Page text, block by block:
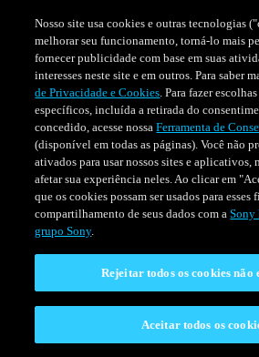
SÉRIESPROGRAMAÇÃO
CONECTAR
Perguntas Frequentes
Nosso site usa cookies e outras tecnologias
melhorar seu funcionamento, torná-lo mais
fornecer publicidade com base em suas
interesses neste site e em outros. Para saber
de Privacidade e Cookies. Para fazer
específicos, incluída a retirada do
concedido, acesse nossaFerramenta de
(disponível em todas as páginas). Você não
ativados para usar nossos sites e aplicativos,
afetar sua experiência neles. Ao clicar em
que os cookies possam ser usados para esses
compartilhamento de seus dados com aSony
grupo Sony.
Rejeitar todos os cookies não
Aceitar todos os